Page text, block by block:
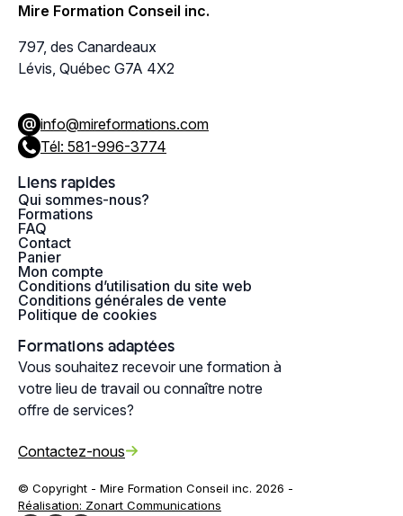
Mire Formation Conseil inc.
797, des Canardeaux
Lévis, Québec G7A 4X2
info@mireformations.com
Tél: 581-996-3774
Liens rapides
Qui sommes-nous?
Formations
FAQ
Contact
Panier
Mon compte
Conditions d’utilisation du site web
Conditions générales de vente
Politique de cookies
Formations adaptées
Vous souhaitez recevoir une formation à
votre lieu de travail ou connaître notre
offre de services?
Contactez-nous
© Copyright - Mire Formation Conseil inc. 2026 -
Réalisation: Zonart Communications